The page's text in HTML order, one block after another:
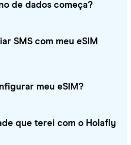
de dados começa?
SMS com meu eSIM
meu eSIM?
que terei com o Holafly